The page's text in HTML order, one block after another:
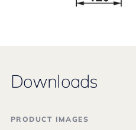
Downloads
PRODUCT IMAGES